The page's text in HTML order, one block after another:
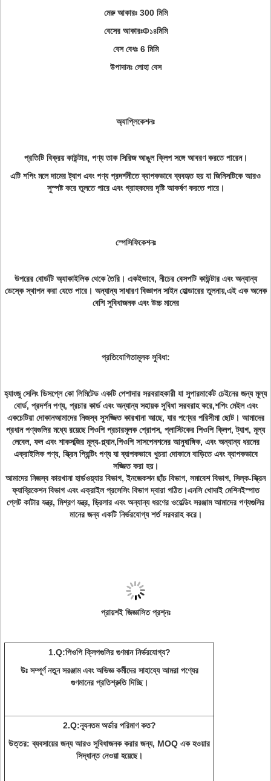
মেরু আকারঃ 300 মিমি
বেসের আকারঃΦ১৪মিমি
বেস বেধঃ 6 মিমি
উপাদানঃ লোহা বেস
অ্যাপ্লিকেশনঃ
প্রতিটি বিক্রয় কাউন্টার, পণ্য তাক সিরিজ আঙুল ক্লিপ সঙ্গে আবরণ করতে পারেন।
এটি শপিং মলে দামের ট্যাগ এবং পণ্য প্রদর্শনীতে ব্যাপকভাবে ব্যবহৃত হয় যা জিনিসটিকে আরও
সুস্পষ্ট করে তুলতে পারে এবং গ্রাহকদের দৃষ্টি আকর্ষণ করতে পারে।
স্পেসিফিকেশনঃ
উপরের বোর্ডটি অ্যাকাইলিক থেকে তৈরি। একইভাবে, নীচের বেসপটি কাউন্টার এবং অন্যান্য
ডেস্কে স্থাপন করা যেতে পারে। অন্যান্য সাধারণ বিজ্ঞাপন সাইন হোল্ডারের তুলনায়,এই এক অনেক
বেশি সুবিধাজনক এবং উচ্চ মানের
প্রতিযোগিতামূলক সুবিধা:
হ্যাংজু সেলিং ডিসপ্লে কো লিমিটেড একটি পেশাদার সরবরাহকারী যা সুপারমার্কেট চেইনের জন্য মূল্য
বোর্ড, প্রদর্শন পণ্য, প্রচার কার্ড এবং অন্যান্য সহায়ক সুবিধা সরবরাহ করে,শপিং মেইল এবং
একচেটিয়া দোকানআমাদের নিজস্ব সুসজ্জিত কারখানা আছে, যার পণ্যের পরিসীমা ছোট। আমাদের
প্রধান পণ্যগুলির মধ্যে রয়েছে পিওপি প্রচারমূলক প্রোপস, প্লাস্টিকের পিওপি ক্লিপ, ট্যাগ, মূল্য
লেবেল, ফল এবং শাকসব্জির মূল্য-প্ল্যান,পিওপি সাসপেনশনের আনুষাঙ্গিক, এবং অন্যান্য ধরনের
এক্রাইলিক পণ্য, স্ক্রিন প্রিন্টিং পণ্য যা ব্যাপকভাবে খুচরা দোকানে বাড়িতে এবং ব্যাপকভাবে
সজ্জিত করা হয়।
আমাদের নিজস্ব কারখানা হার্ডওয়্যার বিভাগ, ইনজেকশন ছাঁচ বিভাগ, সমাবেশ বিভাগ, সিল্ক-স্ক্রিন
ফ্যাব্রিকেশন বিভাগ এবং এক্রাইল প্রসেসিং বিভাগ দ্বারা গঠিত।এনসি খোদাই মেশিনইস্পাত
প্লেট কাটার যন্ত্র, মিশ্রণ যন্ত্র, ড্রিলার এবং অন্যান্য ধরণের ওয়েল্ডিং সরঞ্জাম আমাদের পণ্যগুলির
মানের জন্য একটি নির্ভরযোগ্য শর্ত সরবরাহ করে।
প্রায়শই জিজ্ঞাসিত প্রশ্নঃ
1.Q:পিওপি ক্লিপগুলির গুণমান নির্ভরযোগ্য?
উঃ সম্পূর্ণ নতুন সরঞ্জাম এবং অভিজ্ঞ কর্মীদের সাহায্যে আমরা পণ্যের
গুণমানের প্রতিশ্রুতি দিচ্ছি।
2.Q:ন্যূনতম অর্ডার পরিমাণ কত?
উত্তর: ব্যবসায়ের জন্য আরও সুবিধাজনক করার জন্য, MOQ এক হওয়ার
সিদ্ধান্ত নেওয়া হয়েছে।